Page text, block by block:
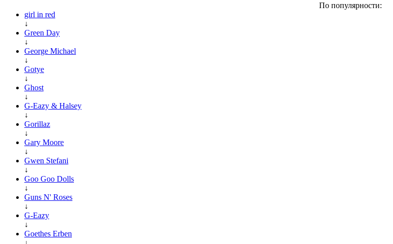
По популярности:
girl in red
↓
Green Day
↓
George Michael
↓
Gotye
↓
Ghost
↓
G-Eazy & Halsey
↓
Gorillaz
↓
Gary Moore
↓
Gwen Stefani
↓
Goo Goo Dolls
↓
Guns N' Roses
↓
G-Eazy
↓
Goethes Erben